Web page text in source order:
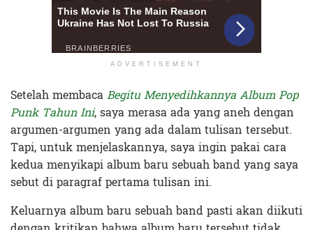
ADVERTISEMENT
Setelah membacaBegitu Menyedihkannya Album Pop
Punk Tahun Ini, saya merasa ada yang aneh dengan
argumen-argumen yang ada dalam tulisan tersebut.
Tapi, untuk menjelaskannya, saya ingin pakai cara
kedua menyikapi album baru sebuah band yang saya
sebut di paragraf pertama tulisan ini.
Keluarnya album baru sebuah band pasti akan diikuti